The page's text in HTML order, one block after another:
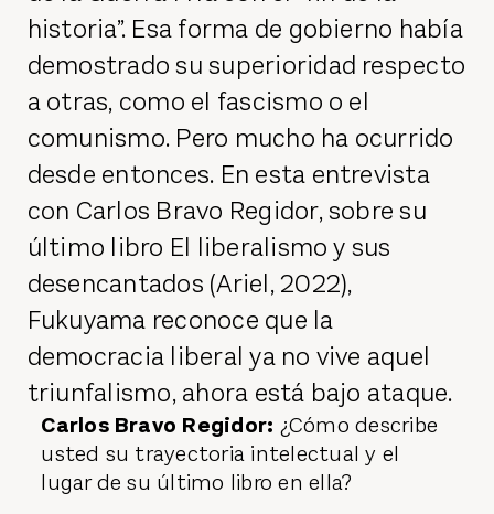
historia”. Esa forma de gobierno había
demostrado su superioridad respecto
a otras, como el fascismo o el
comunismo. Pero mucho ha ocurrido
desde entonces. En esta entrevista
con Carlos Bravo Regidor, sobre su
último libro El liberalismo y sus
desencantados (Ariel, 2022),
Fukuyama reconoce que la
democracia liberal ya no vive aquel
triunfalismo, ahora está bajo ataque.
Carlos Bravo Regidor: ¿Cómo describe
usted su trayectoria intelectual y el
lugar de su último libro en ella?